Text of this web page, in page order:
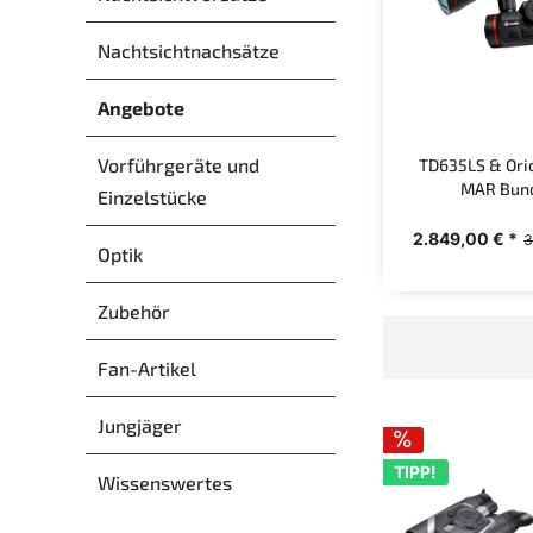
Nachtsichtnachsätze
Angebote
Vorführgeräte und
Einzelstücke
Optik
Zubehör
Fan-Artikel
Jungjäger
Wissenswertes
TD635LS &
MAR
2.849,00 € *
TIPP!